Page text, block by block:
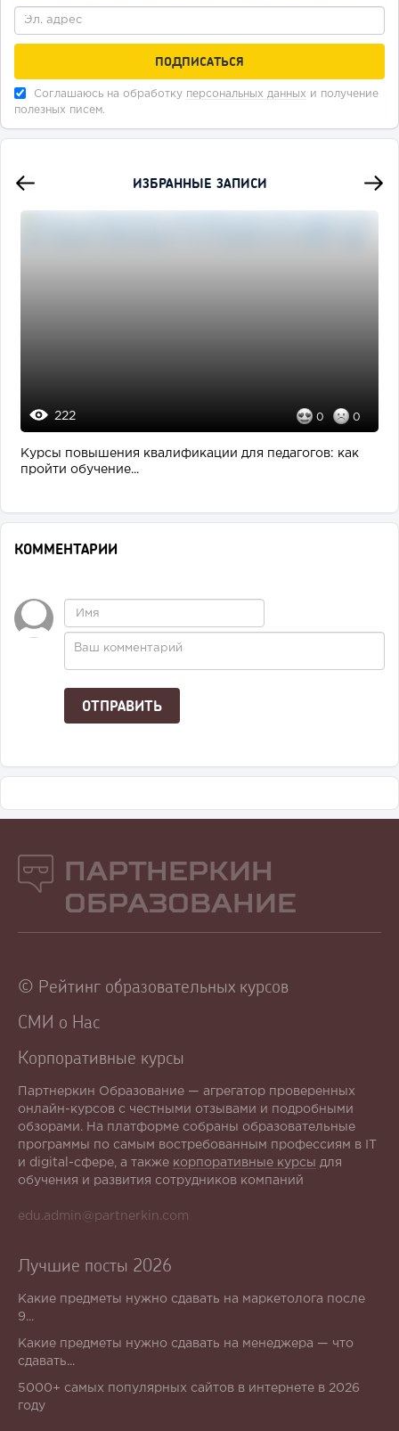
Соглашаюсь на обработку персональных данных и получение
полезных писем.
ИЗБРАННЫЕ ЗАПИСИ
222 0 0
Курсы повышения квалификации для педагогов: как
пройти обучение...
КОММЕНТАРИИ
Партнеркин
Образование
© Рейтинг образовательных курсов
СМИ о Нас
Корпоративные курсы
Партнеркин Образование — агрегатор проверенных
онлайн-курсов с честными отзывами и подробными
обзорами. На платформе собраны образовательные
программы по самым востребованным профессиям в IT
и digital-сфере, а также корпоративные курсы для
обучения и развития сотрудников компаний
edu.admin@partnerkin.com
Лучшие посты 2026
Какие предметы нужно сдавать на маркетолога после
9...
Какие предметы нужно сдавать на менеджера — что
сдавать...
5000+ самых популярных сайтов в интернете в 2026
году